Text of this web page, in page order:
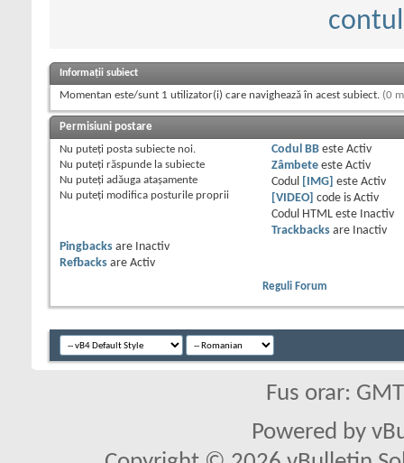
Informații subiect
Momentan este/sunt 1 utilizator(i) care navighează în acest subiect. (0
Permisiuni postare
Nu puteţi posta subiecte noi.
Nu puteţi răspunde la subiecte
Nu puteţi adăuga ataşamente
Nu puteţi modifica posturile proprii
Codul BBeste Activ
Zâmbeteeste Activ
Codul
[IMG] este Activ
[VIDEO]
code is Activ
Codul HTML este
Inactiv
Trackbacksare
Inactiv
Pingbacks are
Inactiv
Refbacks are Activ
Reguli Forum
Fus orar:
Powered by